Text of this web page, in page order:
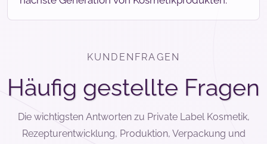
KUNDENFRAGEN
Häufig gestellte Fragen
Die wichtigsten Antworten zu Private Label Kosmetik,
Rezepturentwicklung, Produktion, Verpackung und